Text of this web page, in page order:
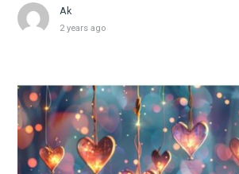
Ak
2 years ago